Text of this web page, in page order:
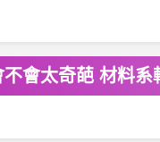
會太奇葩 材料